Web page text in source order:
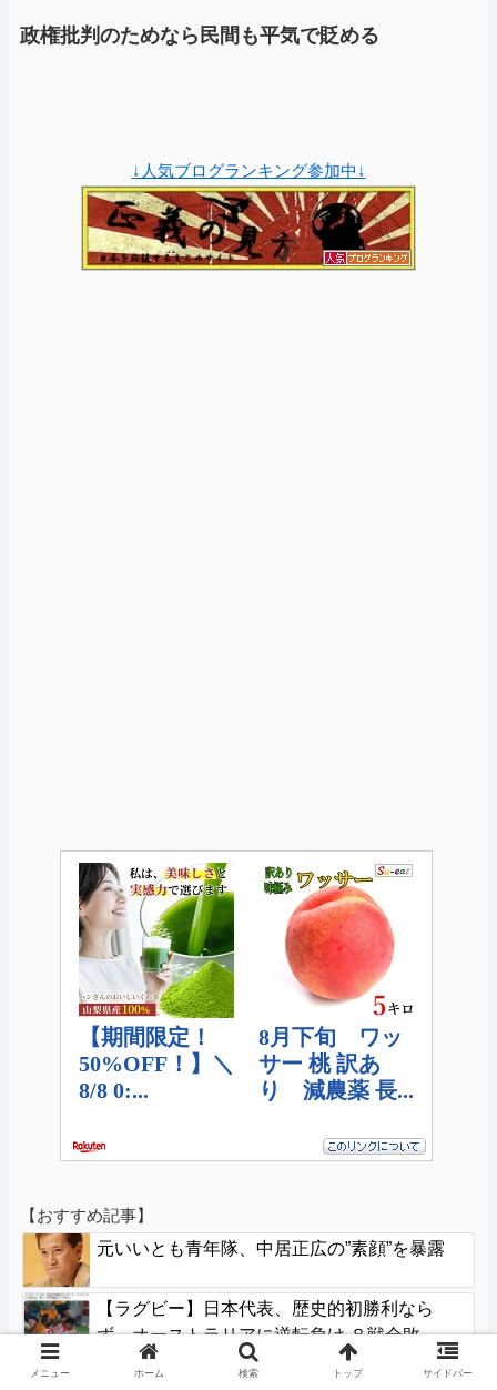
政権批判のためなら民間も平気で貶める
↓人気ブログランキング参加中↓
【おすすめ記事】
元いいとも青年隊、中居正広の”素顔”を暴露
【ラグビー】日本代表、歴史的初勝利なら
ず…オーストラリアに逆転負け ８戦全敗
【悲報】タトゥー擁護してる反社、味方から
メニュー ホーム 検索 トップ サイドバー